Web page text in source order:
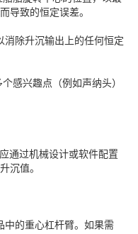
导致的恒定误差。
除升沉输出上的任何恒定
感兴趣点（例如声纳头）
过机械设计或软件配置
沉值。
的重心杠杆臂。如果需